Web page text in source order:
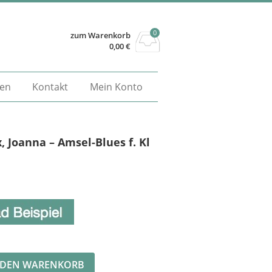
zum Warenkorb
0,00€
0
Kontakt Mein Konto
Joanna – Amsel-Blues f. Kl
WARENKORB
Alternative: